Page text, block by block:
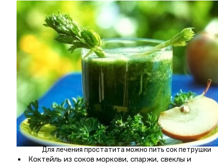
Для лечения простатита можно пить сок петрушки
Коктейль из соков моркови, спаржи, свеклы и